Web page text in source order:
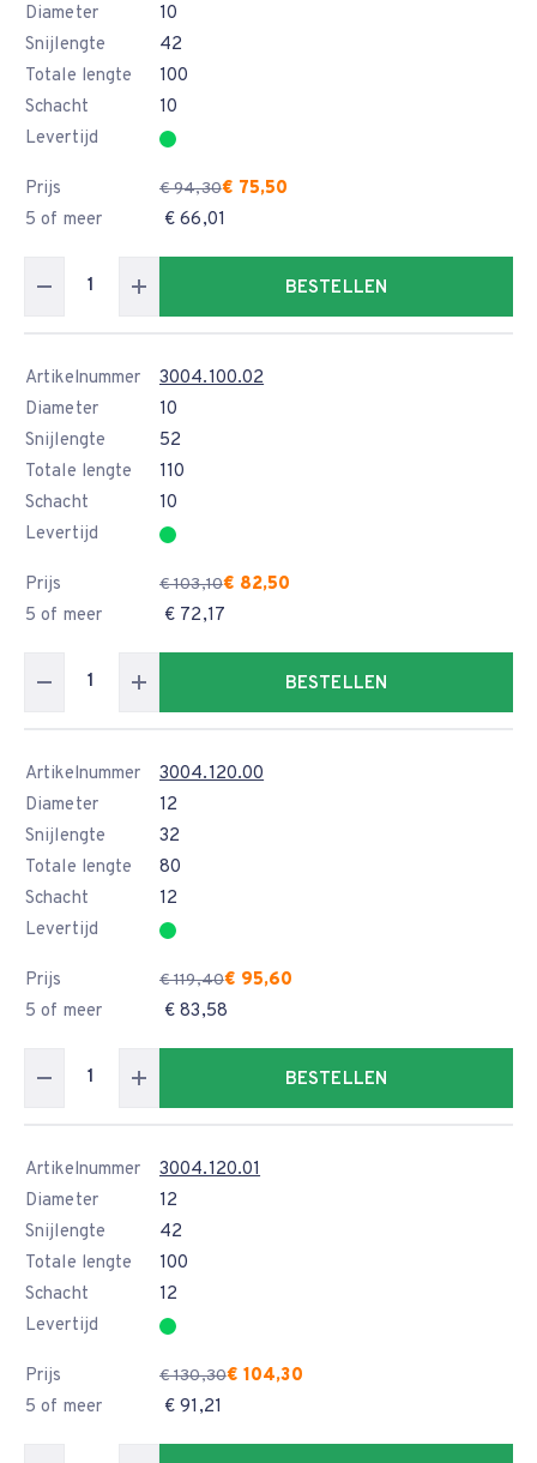
Diameter
10
Snijlengte
42
Totale lengte
100
Schacht
10
Levertijd
Prijs € 94,30€ 75,50
5 of meer
€ 66,01
BESTELLEN
Artikelnummer
3004.100.02
Diameter
10
Snijlengte
52
Totale lengte
110
Schacht
10
Levertijd
Prijs € 103,10€ 82,50
5 of meer
€ 72,17
BESTELLEN
Artikelnummer
3004.120.00
Diameter
12
Snijlengte
32
Totale lengte
80
Schacht
12
Levertijd
Prijs € 119,40€ 95,60
5 of meer
€ 83,58
BESTELLEN
Artikelnummer
3004.120.01
Diameter
12
Snijlengte
42
Totale lengte
100
Schacht
12
Levertijd
Prijs € 130,30€ 104,30
5 of meer
€ 91,21